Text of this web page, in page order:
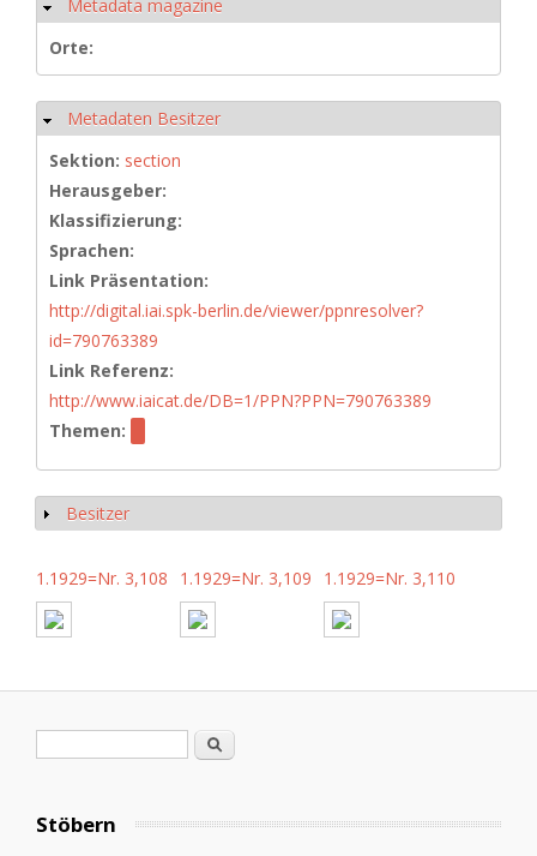
Ausblenden
Metadata magazine
Orte:
Ausblenden
Metadaten Besitzer
Sektion: section
Herausgeber:
Klassifizierung:
Sprachen:
Link Präsentation:
http://digital.iai.spk-berlin.de/viewer/ppnresolver?
id=790763389
Link Referenz:
http://www.iaicat.de/DB=1/PPN?PPN=790763389
Themen:
Anzeigen
Besitzer
1.1929=Nr. 3,108 1.1929=Nr. 3,109 1.1929=Nr. 3,110
Suche
Stöbern